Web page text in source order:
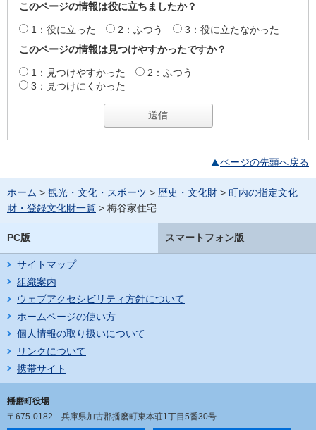
このページの情報は役に立ちましたか？
1：役に立った 2：ふつう
3：役に立たなかった
このページの情報は見つけやすかったですか？
1：見つけやすかった
2：ふつう
3：見つけにくかった
ページの先頭へ戻る
ホーム > 観光・文化・スポーツ > 歴史・文化財 > 町内の指定文化
財・登録文化財一覧 > 梅谷家住宅
PC版 スマートフォン版
サイトマップ
組織案内
ウェブアクセシビリティ方針について
ホームページの使い方
個人情報の取り扱いについて
リンクについて
携帯サイト
播磨町役場
〒675-0182 兵庫県加古郡播磨町東本荘1丁目5番30号